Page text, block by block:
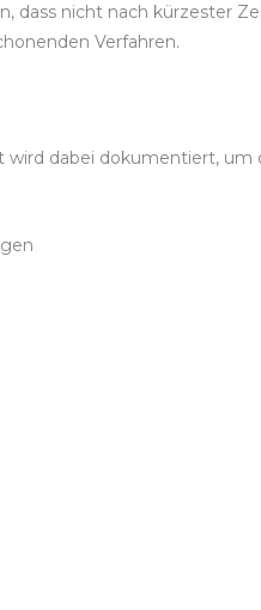
dass nicht nach kürzester
Verfahren.
dabei dokumentiert, um